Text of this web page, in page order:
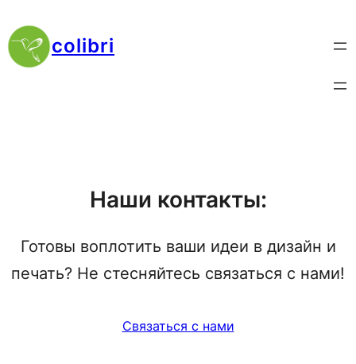
к
содержимому
colibri
Наши контакты:
Готовы воплотить ваши идеи в дизайн и
печать? Не стесняйтесь связаться с нами!
Связаться с нами